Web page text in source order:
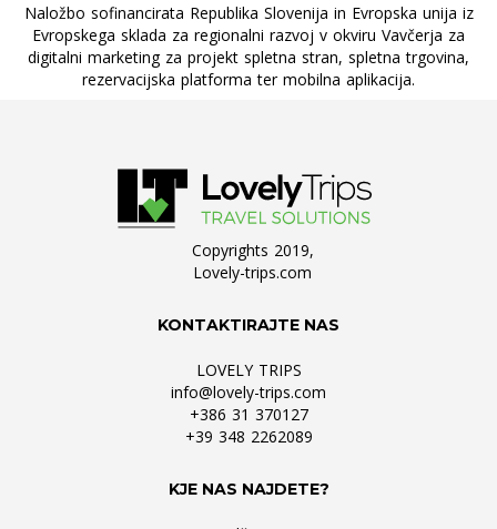
Naložbo sofinancirata Republika Slovenija in Evropska unija iz
Evropskega sklada za regionalni razvoj v okviru Vavčerja za
digitalni marketing za projekt spletna stran, spletna trgovina,
rezervacijska platforma ter mobilna aplikacija.
Copyrights 2019,
Lovely-trips.com
KONTAKTIRAJTE NAS
LOVELY TRIPS
info@lovely-trips.com
+386 31 370127
+39 348 2262089
KJE NAS NAJDETE?